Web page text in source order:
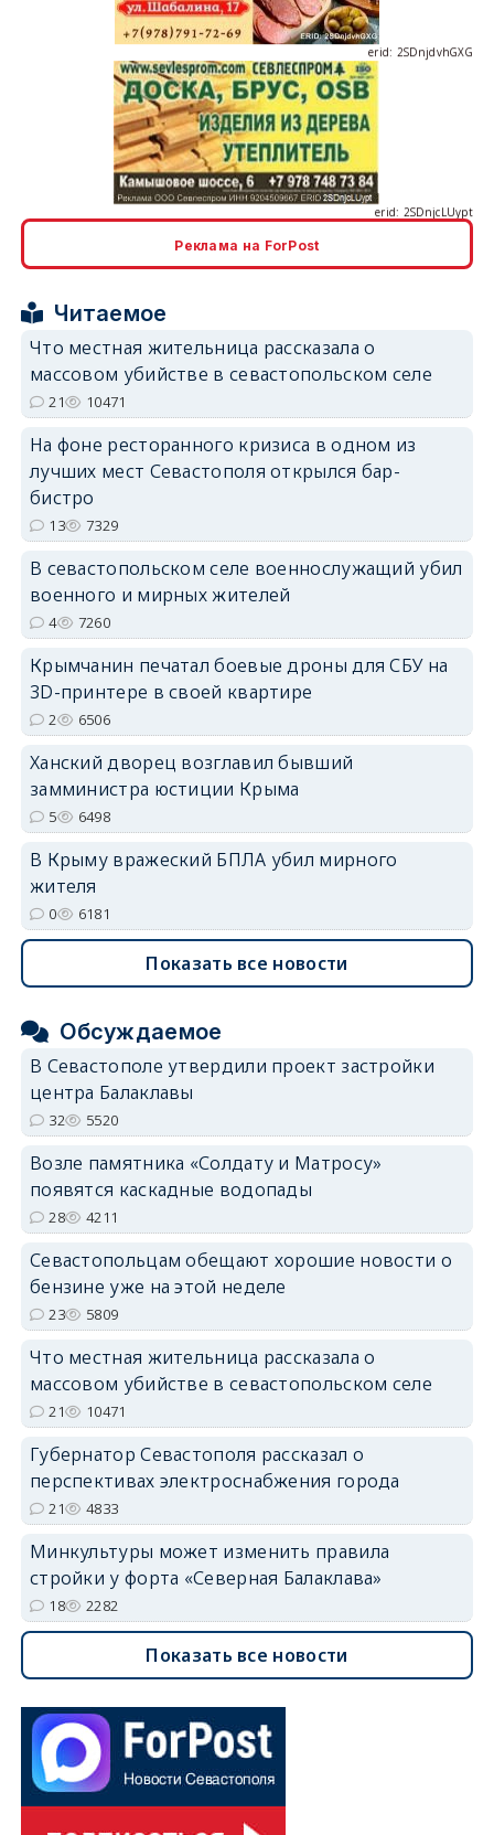
erid: 2SDnjdPjgYS
Реклама на ForPost
Читаемое
Что местная жительница рассказала о
массовом убийстве в севастопольском селе
21 10471
На фоне ресторанного кризиса в одном из
лучших мест Севастополя открылся бар-
бистро
13 7329
В севастопольском селе военнослужащий убил
военного и мирных жителей
4 7260
Крымчанин печатал боевые дроны для СБУ на
3D-принтере в своей квартире
2 6506
Ханский дворец возглавил бывший
замминистра юстиции Крыма
5 6498
В Крыму вражеский БПЛА убил мирного
жителя
0 6181
Показать все новости
Обсуждаемое
В Севастополе утвердили проект застройки
центра Балаклавы
32 5520
Возле памятника «Солдату и Матросу»
появятся каскадные водопады
28 4211
Севастопольцам обещают хорошие новости о
бензине уже на этой неделе
23 5809
Что местная жительница рассказала о
массовом убийстве в севастопольском селе
21 10471
Губернатор Севастополя рассказал о
перспективах электроснабжения города
21 4833
Минкультуры может изменить правила
стройки у форта «Северная Балаклава»
18 2282
Показать все новости